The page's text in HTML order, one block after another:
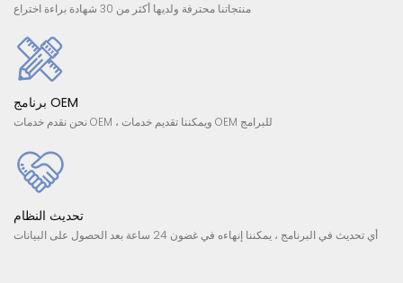
منتجاتنا محترفة ولديها أكثر من 30 شهادة براءة اختراع
برنامج OEM
نحن نقدم خدمات OEM ، ويمكننا تقديم خدمات OEM للبرامج
تحديث النظام
أي تحديث في البرنامج ، يمكننا إنهاءه في غضون 24 ساعة بعد الحصول على البيانات